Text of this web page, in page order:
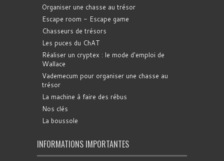
Organiser une chasse au trésor
Escape room - Escape game
Chasseurs de trésors
Les puces du ChAT
Réaliser un cryptex : le mode d'emploi de
Wallace
Vademecum pour organiser une chasse au
trésor
La machine à faire des rébus
Nos clés
La boussole
INFORMATIONS IMPORTANTES